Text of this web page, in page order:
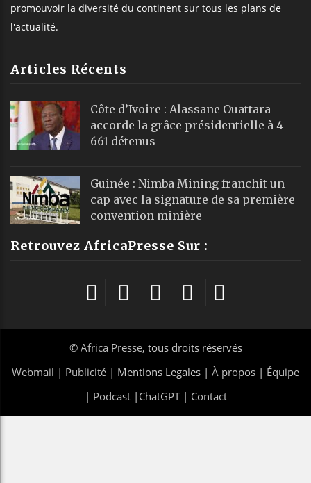
promouvoir la diversité du continent sur tous les plans de
l'actualité.
Articles Récents
Côte d’Ivoire : Alassane Ouattara
accorde la grâce présidentielle à 4
661 détenus
Guinée : Nimba Mining franchit un
cap avec la signature de sa première
convention minière
Retrouvez AfricaPresse Sur :
© Africa Presse, tous droits réservés
Webmail | Publicité | Mentions Legales | À propos | Équipe
| Podcast| ChatGPT| Contact